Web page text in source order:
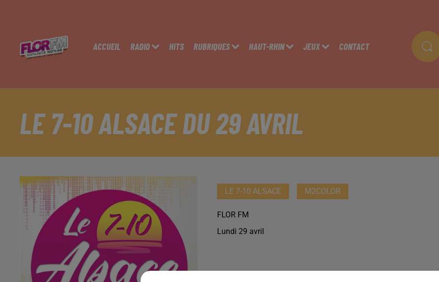
ACCUEIL RADIO HITS RUBRIQUES HAUT-RHIN JEUX CONTACT
LE 7-10 ALSACE DU 29 AVRIL
LE 7-10 ALSACE M2COLOR
FLOR FM
Lundi 29 avril